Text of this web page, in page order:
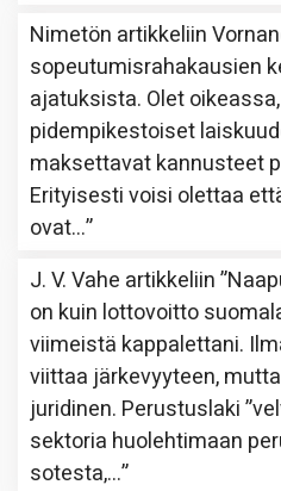
Nimetön artikkeliin
sopeutumisrahakausien
ajatuksista. Olet
pidempikestoiset
maksettavat kannusteet
Erityisesti voisi olettaa
ovat…”
J. V. Vahe artikkeliin
on kuin lottovoitto
viimeistä kappalettani.
viittaa järkevyyteen,
juridinen. Perustuslaki
sektoria huolehtimaan
sotesta,…”